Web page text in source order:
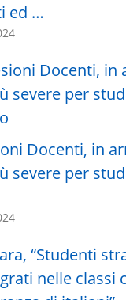
ed …
Docenti, in
severe per